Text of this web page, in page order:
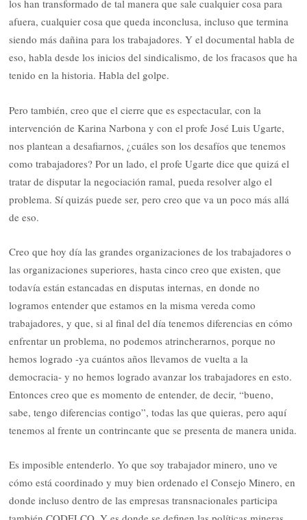
los han transformado de tal manera que sale cualquier cosa para
afuera, cualquier cosa que queda inconclusa, incluso que termina
siendo más dañina para los trabajadores. Y el documental habla de
eso, habla desde los inicios del sindicalismo, de los fracasos que ha
tenido en la historia. Habla del golpe.
Pero también, creo que el cierre que es espectacular, con la
intervención de Karina Narbona y con el profe José Luis Ugarte,
nos plantean a desafiarnos, ¿cuáles son los desafíos que tenemos
como trabajadores? Por un lado, el profe Ugarte dice que quizá el
tratar de disputar la negociación ramal, pueda resolver algo el
problema. Sí quizás puede ser, pero creo que va un poco más allá
de eso.
Creo que hoy día las grandes organizaciones de los trabajadores o
las organizaciones superiores, hasta cinco creo que existen, que
todavía están estancadas en disputas internas, en donde no
logramos entender que estamos en la misma vereda como
trabajadores, y que, si al final del día tenemos diferencias en cómo
enfrentar un problema, no podemos atrincherarnos, porque no
hemos logrado -ya cuántos años llevamos de vuelta a la
democracia- y no hemos logrado avanzar los trabajadores en esto.
Entonces creo que es momento de entender, de decir, “bueno,
sabe, tengo diferencias contigo”, todas las que quieras, pero aquí
tenemos al frente un contrincante que se presenta de manera unida.
Es imposible entenderlo. Yo que soy trabajador minero, uno ve
cómo está coordinado y muy bien ordenado el Consejo Minero, en
donde incluso dentro de las empresas transnacionales participa